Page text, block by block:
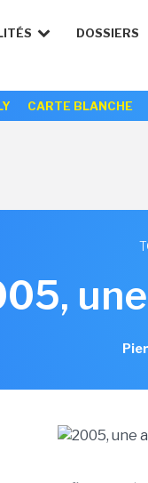
DOSSIERS
CARTE BLANCHE